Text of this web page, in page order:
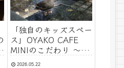
「独自のキッズスペー
ス」OYAKO CAFE
MINIのこだわり 〜そ
の2〜
2026.05.22